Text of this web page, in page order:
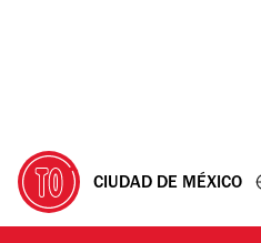
CIUDAD DE MÉXICO